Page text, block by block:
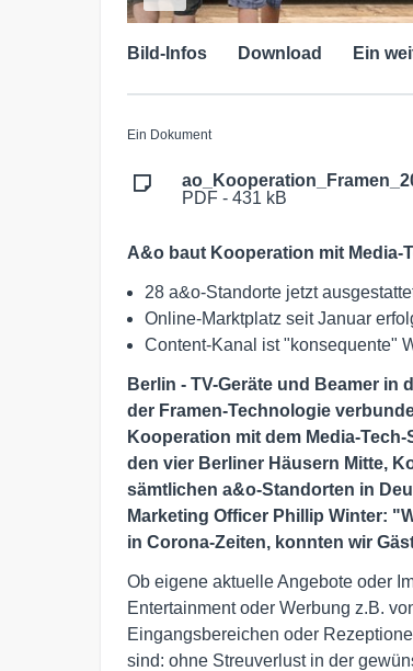
Bild-Infos Download Ein
Ein Dokument
PDF - 431 kB
A&o baut Kooperation mit Media-
28 a&o-Standorte jetzt
Online-Marktplatz seit Januar
Content-Kanal ist "konsequente"
Berlin - TV-Geräte und Beamer
der Framen-Technologie
Kooperation mit dem Media-
den vier Berliner Häusern Mitte,
sämtlichen a&o-Standorten in
Marketing Officer Phillip Winter:
in Corona-Zeiten, konnten wir
Ob eigene aktuelle Angebote oder
Entertainment oder Werbung z.B.
Eingangsbereichen oder
sind: ohne Streuverlust in der